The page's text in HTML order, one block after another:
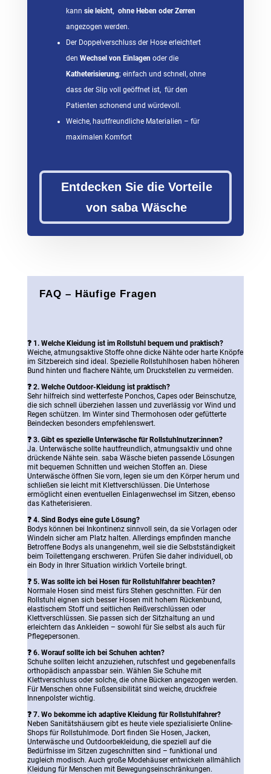
kann sie leicht, ohne Heben oder Zerren
angezogen werden.
Der Doppelverschluss der Hose erleichtert
den Wechsel von Einlagen oder die
Katheterisierung; einfach und schnell, ohne
dass der Slip voll geöffnet ist, für den
Patienten schonend und würdevoll.
Weiche, hautfreundliche Materialien – für
maximalen Komfort
Entdecken Sie die Vorteile
von saba Wäsche
FAQ – Häufige Fragen
❓ 1. Welche Kleidung ist im Rollstuhl bequem und praktisch?
Weiche, atmungsaktive Stoffe ohne dicke Nähte oder harte Knöpfe
im Sitzbereich sind ideal. Spezielle Rollstuhlhosen haben höheren
Bund hinten und flachere Nähte, um Druckstellen zu vermeiden.
❓ 2. Welche Outdoor-Kleidung ist praktisch?
Sehr hilfreich sind wetterfeste Ponchos, Capes oder Beinschutze,
die sich schnell überziehen lassen und zuverlässig vor Wind und
Regen schützen. Im Winter sind Thermohosen oder gefütterte
Beindecken besonders empfehlenswert.
❓ 3. Gibt es spezielle Unterwäsche fürRollstuhlnutzer:innen?
Ja. Unterwäsche sollte hautfreundlich, atmungsaktiv und ohne
drückende Nähte sein. saba Wäsche bieten passende Lösungen
mit bequemen Schnitten und weichen Stoffen an. Diese
Unterwäsche öffnen Sie vorn, legen sie um den Körper herum und
schließen sie leicht mit Klettverschlüssen. Die Unterhose
ermöglicht einen eventuellen Einlagenwechsel im Sitzen, ebenso
das Katheterisieren.
❓ 4. Sind Bodys eine gute Lösung?
Bodys können bei Inkontinenz sinnvoll sein, da sie Vorlagen oder
Windeln sicher am Platz halten. Allerdings empfinden manche
Betroffene Bodys als unangenehm, weil sie die Selbstständigkeit
beim Toilettengang erschweren. Prüfen Sie daher individuell, ob
ein Body in Ihrer Situation wirklich Vorteile bringt.
❓ 5. Was sollte ich bei Hosen für Rollstuhlfahrer beachten?
Normale Hosen sind meist fürs Stehen geschnitten. Für den
Rollstuhl eignen sich besser Hosen mit hohem Rückenbund,
elastischem Stoff und seitlichen Reißverschlüssen oder
Klettverschlüssen. Sie passen sich der Sitzhaltung an und
erleichtern das Ankleiden – sowohl für Sie selbst als auch für
Pflegepersonen.
❓ 6. Worauf sollte ich bei Schuhen achten?
Schuhe sollten leicht anzuziehen, rutschfest und gegebenenfalls
orthopädisch anpassbar sein. Wählen Sie Schuhe mit
Klettverschluss oder solche, die ohne Bücken angezogen werden.
Für Menschen ohne Fußsensibilität sind weiche, druckfreie
Innenpolster wichtig.
❓ 7. Wo bekomme ich adaptive Kleidung für Rollstuhlfahrer?
Neben Sanitätshäusern gibt es heute viele spezialisierte Online-
Shops für Rollstuhlmode. Dort finden Sie Hosen, Jacken,
Unterwäsche und Outdoorbekleidung, die speziell auf die
Bedürfnisse im Sitzen zugeschnitten sind – funktional und
zugleich modisch. Auch große Modehäuser entwickeln allmählich
Kleidung für Menschen mit Bewegungseinschränkungen.